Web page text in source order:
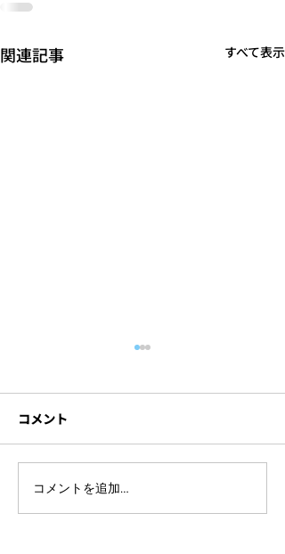
関連記事 すべて表示
ライブ配信イベントを開
催するには？準備の流れ
コメント
コメントを追加…